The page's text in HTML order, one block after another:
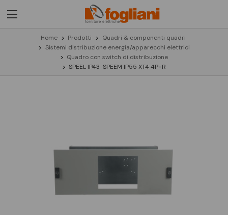
Home Prodotti
Quadri & componenti quadri
Sistemi distribuzione energia/apparecchi elettrici
Quadro con switch di distribuzione
SPEEL IP43-SPEEM IP55 XT4 4P+R